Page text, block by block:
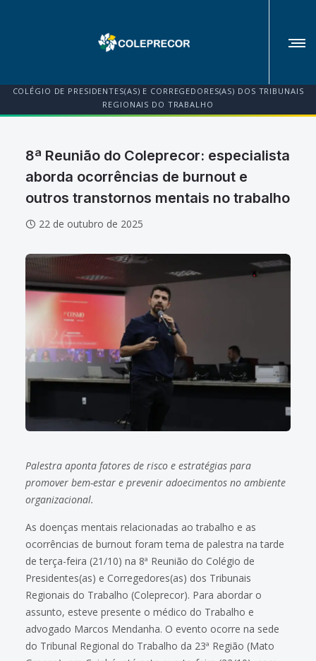
COLÉGIO DE PRESIDENTES(AS) E CORREGEDORES(AS) DOS TRIBUNAIS
REGIONAIS DO TRABALHO
8ª Reunião do Coleprecor: especialista
aborda ocorrências de burnout e
outros transtornos mentais no trabalho
22 de outubro de 2025
Palestra aponta fatores de risco e estratégias para
promover bem-estar e prevenir adoecimentos no ambiente
organizacional.
As doenças mentais relacionadas ao trabalho e as
ocorrências de burnout foram tema de palestra na tarde
de terça-feira (21/10) na 8ª Reunião do Colégio de
Presidentes(as) e Corregedores(as) dos Tribunais
Regionais do Trabalho (Coleprecor). Para abordar o
assunto, esteve presente o médico do Trabalho e
advogado Marcos Mendanha. O evento ocorre na sede
do Tribunal Regional do Trabalho da 23ª Região (Mato